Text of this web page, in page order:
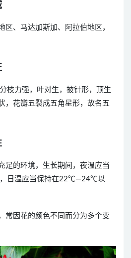
区、马达加斯加、阿拉伯地区，
枝力强，叶对生，披针形，顶生
，花瓣五裂成五角星形，故名五
足的环境，生长期间，夜温应当
日温应当保持在22℃—24℃以
常因花的颜色不同而分为多个变